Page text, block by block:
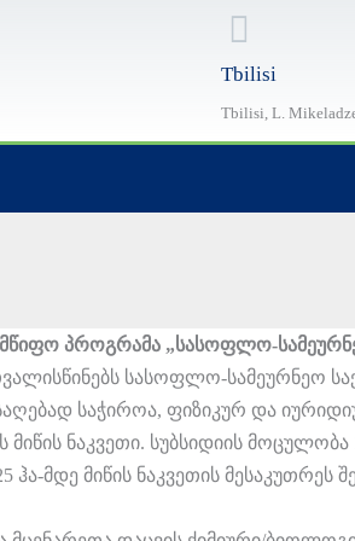
Tbilisi
Tbilisi, L.
პროგრამა „სასოფლო-
სასოფლო-სამეურნეო
საჭიროა, ფიზიკურ და
მიწის ნაკვეთი. სუბსიდიის
ჰა-მდე მიწის ნაკვეთის